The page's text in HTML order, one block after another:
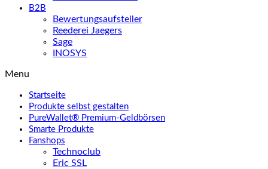
B2B
Bewertungsaufsteller
Reederei Jaegers
Sage
INOSYS
Menu
Startseite
Produkte selbst gestalten
PureWallet® Premium-Geldbörsen
Smarte Produkte
Fanshops
Technoclub
Eric SSL